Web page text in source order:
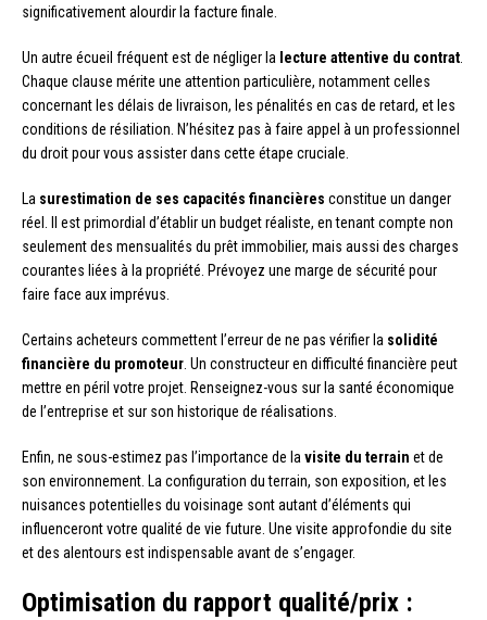
significativement alourdir la facture finale.
Un autre écueil fréquent est de négliger la lecture attentive du contrat.
Chaque clause mérite une attention particulière, notamment celles
concernant les délais de livraison, les pénalités en cas de retard, et les
conditions de résiliation. N’hésitez pas à faire appel à un professionnel
du droit pour vous assister dans cette étape cruciale.
La surestimation de ses capacités financières constitue un danger
réel. Il est primordial d’établir un budget réaliste, en tenant compte non
seulement des mensualités du prêt immobilier, mais aussi des charges
courantes liées à la propriété. Prévoyez une marge de sécurité pour
faire face aux imprévus.
Certains acheteurs commettent l’erreur de ne pas vérifier la solidité
financière du promoteur. Un constructeur en difficulté financière peut
mettre en péril votre projet. Renseignez-vous sur la santé économique
de l’entreprise et sur son historique de réalisations.
Enfin, ne sous-estimez pas l’importance de lavisite du terrain et de
son environnement. La configuration du terrain, son exposition, et les
nuisances potentielles du voisinage sont autant d’éléments qui
influenceront votre qualité de vie future. Une visite approfondie du site
et des alentours est indispensable avant de s’engager.
Optimisation du rapport qualité/prix :